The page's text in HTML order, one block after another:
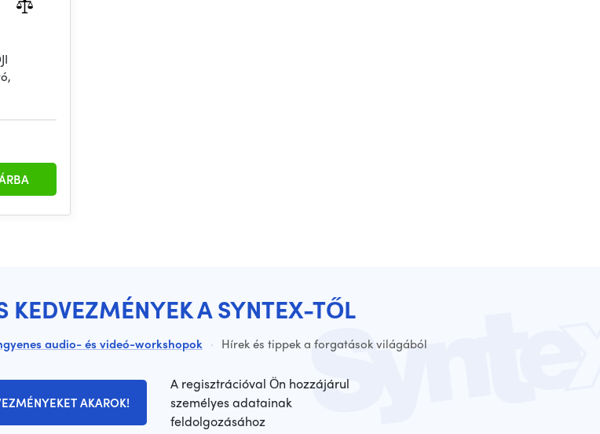
KEDVEZMÉNYEK A SYNTEX-TŐL
audio- és videó-workshopok · Hírek és tippek a forgatások világából
AKAROK!
A regisztrációval Ön hozzájárul
személyes adatainak
feldolgozásához